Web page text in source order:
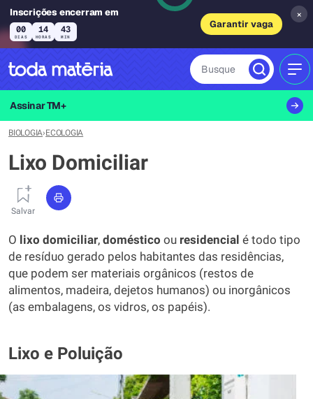
Inscrições encerram em
00
DIAS
14
HORAS
43
MIN
Garantir vaga
×
Busque
Assinar TM+
BIOLOGIA›ECOLOGIA
Lixo Domiciliar
Salvar
O lixo domiciliar, doméstico ou residencial é todo tipo
de resíduo gerado pelos habitantes das residências,
que podem ser materiais orgânicos (restos de
alimentos, madeira, dejetos humanos) ou inorgânicos
(as embalagens, os vidros, os papéis).
Lixo e Poluição